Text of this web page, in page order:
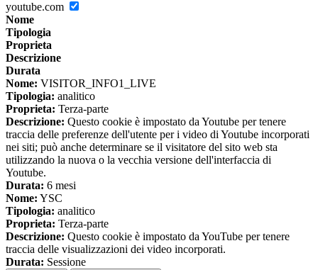
youtube.com
Nome
Tipologia
Proprieta
Descrizione
Durata
Nome: VISITOR_INFO1_LIVE
Tipologia: analitico
Proprieta: Terza-parte
Descrizione: Questo cookie è impostato da Youtube per tenere
traccia delle preferenze dell'utente per i video di Youtube incorporati
nei siti; può anche determinare se il visitatore del sito web sta
utilizzando la nuova o la vecchia versione dell'interfaccia di
Youtube.
Durata: 6 mesi
Nome: YSC
Tipologia: analitico
Proprieta: Terza-parte
Descrizione: Questo cookie è impostato da YouTube per tenere
traccia delle visualizzazioni dei video incorporati.
Durata: Sessione